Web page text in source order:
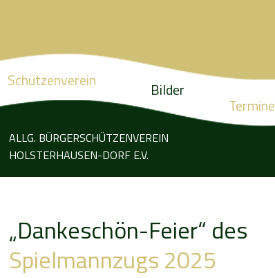
Schützenverein Bilder
Termine
ALLG. BÜRGERSCHÜTZENVEREIN
HOLSTERHAUSEN-DORF E.V.
„Dankeschön-Feier“ des
Spielmannzugs 2025